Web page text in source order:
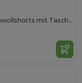
Bequeme Kinder Baumwollshorts mit Taschen